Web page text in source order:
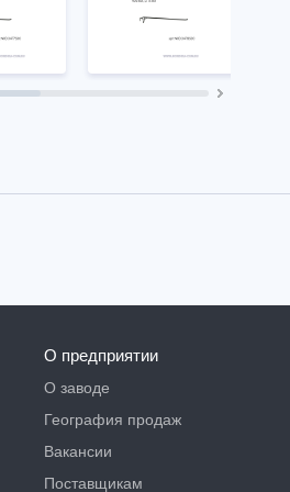
О предприятии
О заводе
География продаж
Вакансии
Поставщикам